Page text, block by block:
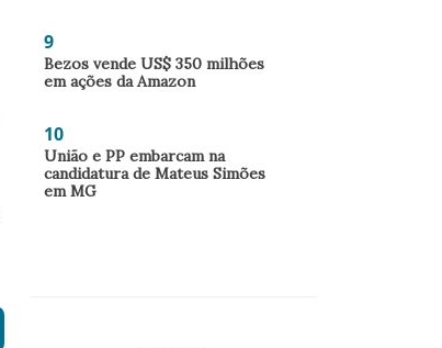
9
Bezos vende US$ 350 milhões
em ações da Amazon
10
União e PP embarcam na
candidatura de Mateus Simões
em MG